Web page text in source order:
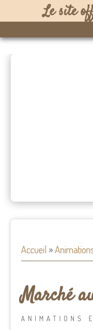
Le site
Accueil »
Marché
ANIMATIONS